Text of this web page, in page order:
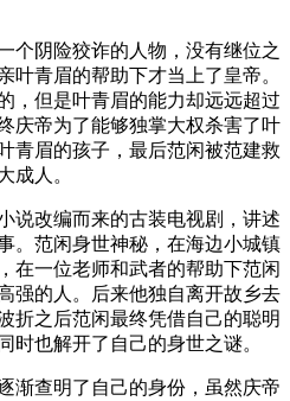
个阴险狡诈的人物，没有继位之
叶青眉的帮助下才当上了皇帝。
，但是叶青眉的能力却远远超过
庆帝为了能够独掌大权杀害了叶
青眉的孩子，最后范闲被范建救
成人。
说改编而来的古装电视剧，讲述
。范闲身世神秘，在海边小城镇
在一位老师和武者的帮助下范闲
强的人。后来他独自离开故乡去
折之后范闲最终凭借自己的聪明
时也解开了自己的身世之谜。
渐查明了自己的身份，虽然庆帝